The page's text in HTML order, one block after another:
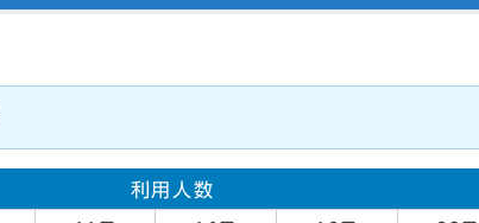
利用人数